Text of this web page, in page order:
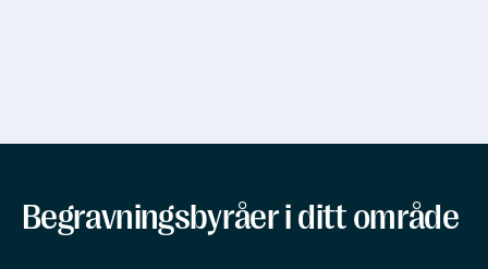
Begravningsbyråer i ditt område